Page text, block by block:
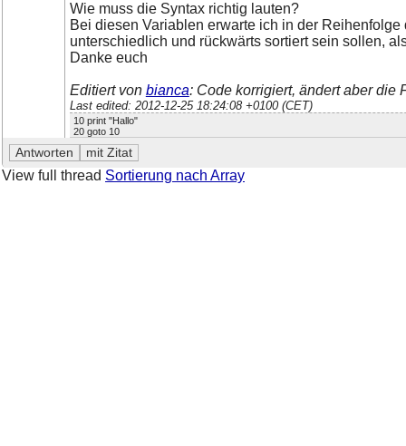
Wie muss die Syntax richtig lauten?
Bei diesen Variablen erwarte ich in der
unterschiedlich und rückwärts sortiert sein sollen,
Danke euch
Editiert von bianca: Code korrigiert, ändert aber die
Last edited: 2012-12-25 18:24:08 +0100 (CET)
10 print "Hallo"
20 goto 10
View full thread Sortierung nach Array